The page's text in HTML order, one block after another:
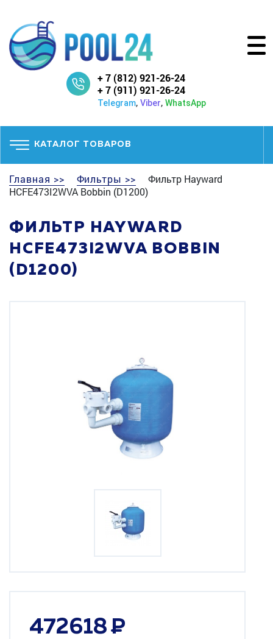
+ 7 (812) 921-26-24
+ 7 (911) 921-26-24
Telegram, Viber, WhatsApp
КАТАЛОГ ТОВАРОВ
Главная >> Фильтры >>
Фильтр Hayward
HCFE473I2WVA Bobbin (D1200)
ФИЛЬТР HAYWARD
HCFE473I2WVA BOBBIN
(D1200)
472618